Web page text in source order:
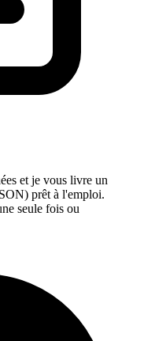
et je vous livre un
prêt à l'emploi.
seule fois ou